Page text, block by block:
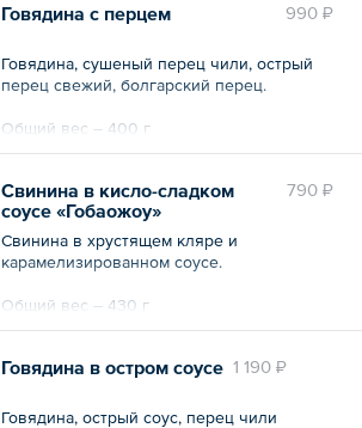
990 ₽
Говядина с перцем
Говядина, сушеный перец чили, острый
перец свежий, болгарский перец.
Общий вес – 400 г
790 ₽
Свинина в кисло-сладком
соусе «Гобаожоу»
Свинина в хрустящем кляре и
карамелизированном соусе.
Общий вес – 430 г
1 190 ₽
Говядина в остром соусе
Говядина, острый соус, перец чили